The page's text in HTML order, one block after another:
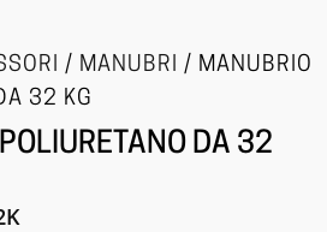
/ MANUBRI / MANUBRIO
32 KG
DA 32